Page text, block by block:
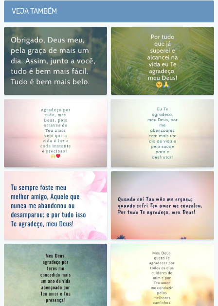
VEJA TAMBÉM